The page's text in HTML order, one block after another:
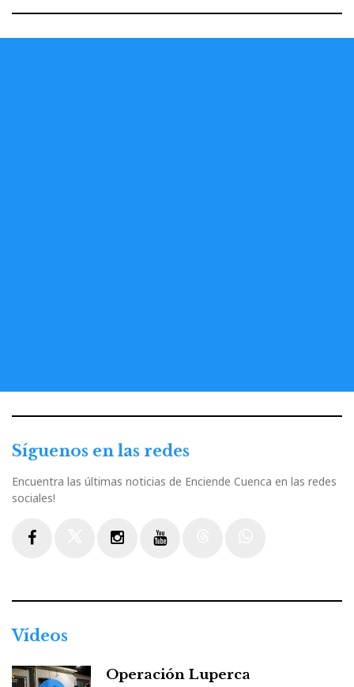
Síguenos en las redes
Encuentra las últimas noticias de Enciende Cuenca en las redes
sociales!
Vídeos
Operación Luperca